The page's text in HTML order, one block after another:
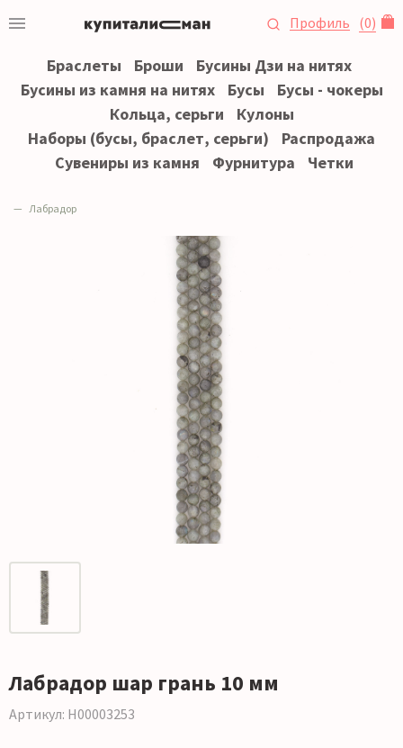
Профиль (0)
Браслеты Броши
Бусины Дзи на нитях
Бусины из камня на нитях
Бусы
Бусы - чокеры
Кольца, серьги
Кулоны
Наборы (бусы, браслет, серьги)
Распродажа
Сувениры из камня
Фурнитура Четки
Лабрадор
Лабрадор шар грань 10 мм
Артикул: Н00003253